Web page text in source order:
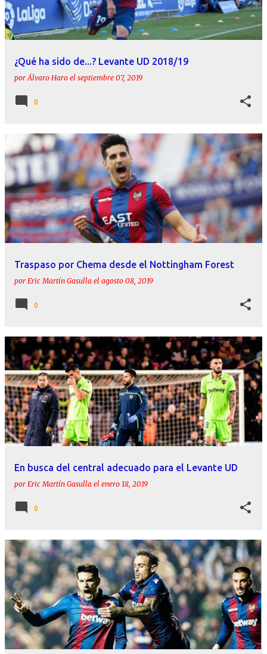
¿Qué ha sido de...? Levante UD 2018/19
porÁlvaro Haro el septiembre 07, 2019
0
Traspaso por Chema desde el Nottingham Forest
por Eric Martín Gasulla el agosto 08, 2019
0
En busca del central adecuado para el Levante UD
por Eric Martín Gasulla el enero 18, 2019
0